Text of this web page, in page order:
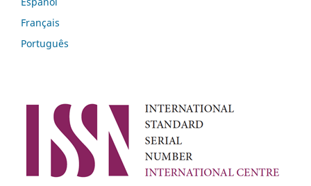
Français
Português